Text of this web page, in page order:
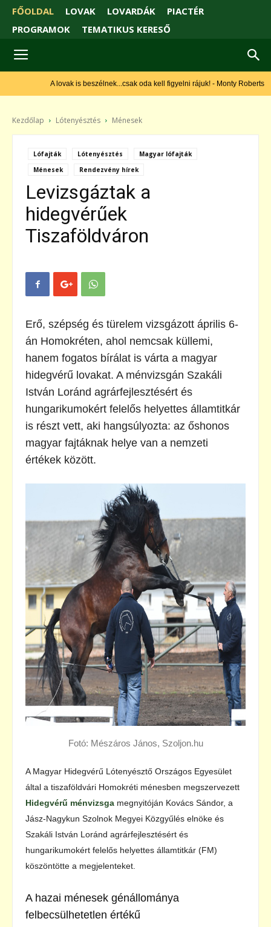
FŐOLDAL LOVAK LOVARDÁK
PIACTÉR
PROGRAMOK
TEMATIKUS KERESŐ
A lovak is beszélnek...csak oda kell figyelni rájuk! - Monty Roberts
Kezdőlap Lótenyésztés Ménesek
Lófajták Lótenyésztés
Magyar lófajták
Ménesek
Rendezvény hírek
Levizsgáztak a
hidegvérűek
Tiszaföldváron
Erő, szépség és türelem vizsgázott április 6-
án Homokréten, ahol nemcsak küllemi,
hanem fogatos bírálat is várta a magyar
hidegvérű lovakat. A ménvizsgán Szakáli
István Loránd agrárfejlesztésért és
hungarikumokért felelős helyettes államtitkár
is részt vett, aki hangsúlyozta: az őshonos
magyar fajtáknak helye van a nemzeti
értékek között.
Fotó: Mészáros János, Szoljon.hu
A Magyar Hidegvérű Lótenyésztő Országos Egyesület
által a tiszaföldvári Homokréti ménesben megszervezett
Hidegvérű ménvizsga megnyitóján Kovács Sándor, a
Jász-Nagykun Szolnok Megyei Közgyűlés elnöke és
Szakáli István Loránd agrárfejlesztésért és
hungarikumokért felelős helyettes államtitkár (FM)
köszöntötte a megjelenteket.
A hazai ménesek génállománya
felbecsülhetetlen értékű